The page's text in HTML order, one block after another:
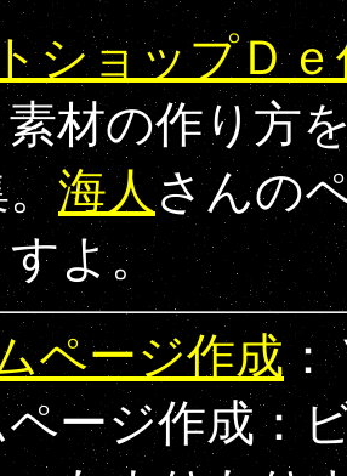
ショップＤ
材の作り方
海人さんの
よ。
ページ作成：
ージ作成：